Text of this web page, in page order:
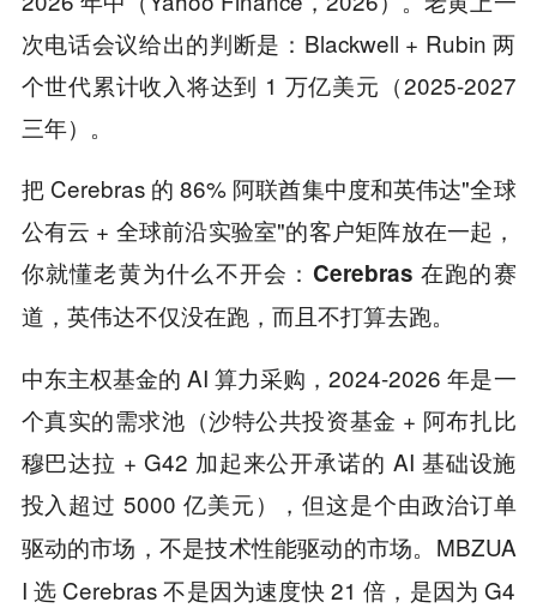
次电话会议给出的判断是：Blackwell + Rubin 两
个世代累计收入将达到 1 万亿美元（2025-2027
三年）。
把 Cerebras 的 86% 阿联酋集中度和英伟达"全球
公有云 + 全球前沿实验室"的客户矩阵放在一起，
你就懂老黄为什么不开会： Cerebras 在跑的赛
道，英伟达不仅没在跑，而且不打算去跑。
中东主权基金的 AI 算力采购，2024-2026 年是一
个真实的需求池（沙特公共投资基金 + 阿布扎比
穆巴达拉 + G42 加起来公开承诺的 AI 基础设施
投入超过 5000 亿美元），但这是个由政治订单
驱动的市场 ，不是技术性能驱动的市场。MBZUA
I 选 Cerebras 不是因为速度快 21 倍，是因为 G4